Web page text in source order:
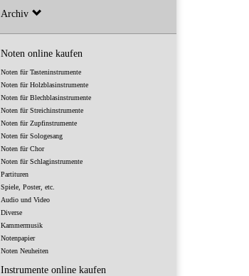
Archiv
Noten online kaufen
Noten für Tasteninstrumente
Noten für Holzblasinstrumente
Noten für Blechblasinstrumente
Noten für Streichinstrumente
Noten für Zupfinstrumente
Noten für Sologesang
Noten für Chor
Noten für Schlaginstrumente
Partituren
Spiele, Poster, etc.
Audio und Video
Diverse
Kammermusik
Notenpapier
Noten Neuheiten
Instrumente online kaufen